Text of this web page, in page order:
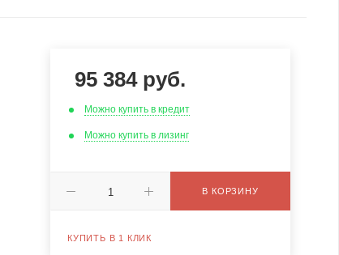
95 384руб.
Можно купить в кредит
Можно купить в лизинг
В КОРЗИНУ
КУПИТЬ В 1 КЛИК